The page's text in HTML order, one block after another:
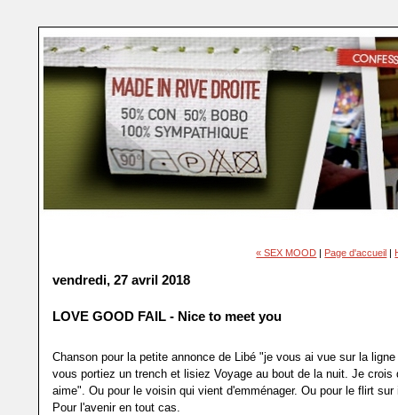
« SEX MOOD | Page d'accueil |
vendredi, 27 avril 2018
LOVE GOOD FAIL - Nice to meet you
Chanson pour la petite annonce de Libé "je vous ai vue sur la ligne
vous portiez un trench et lisiez Voyage au bout de la nuit. Je crois
aime". Ou pour le voisin qui vient d'emménager. Ou pour le flirt sur
Pour l'avenir en tout cas.